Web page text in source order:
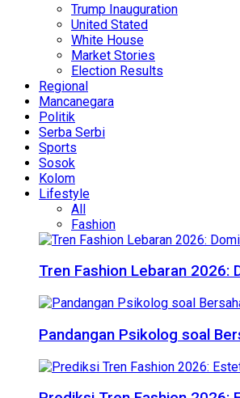
Trump Inauguration
United Stated
White House
Market Stories
Election Results
Regional
Mancanegara
Politik
Serba Serbi
Sports
Sosok
Kolom
Lifestyle
All
Fashion
Tren Fashion Lebaran 2026:
Pandangan Psikolog soal